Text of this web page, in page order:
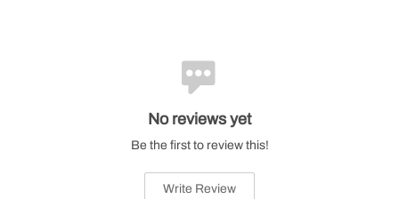
No reviews yet
Be the first to review this!
Write Review